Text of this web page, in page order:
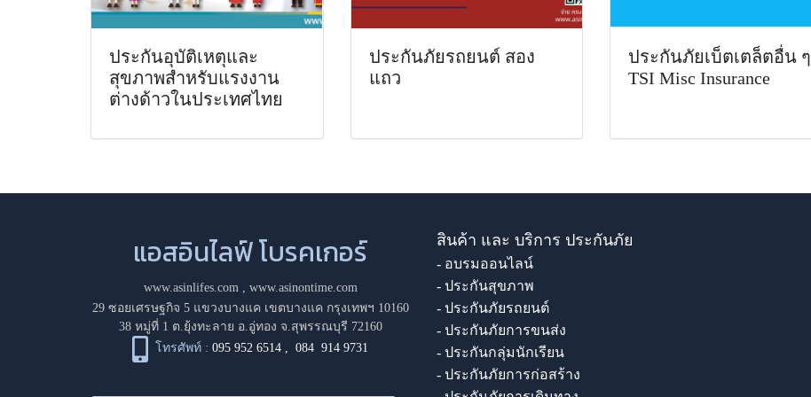
ประกันอุบัติเหตุและ
สุขภาพสำหรับแรงงาน
ต่างด้าวในประเทศไทย
ประกันภัยรถยนต์ สอง
แถว
ประกันภัยเบ็ตเตล็ตอื่น ๆ
TSI Misc Insurance
แอสอินไลฟ์ โบรคเกอร์
www.asinlifes.com
www.asinontime.com
29 ซอยเศรษฐกิจ 5 แขวงบางแค เขตบางแค กรุงเทพฯ 10160
38 หมู่ที่ 1 ต.ยุ้งทะลาย อ.อู่ทอง จ.สุพรรณบุรี 72160
โทรศัพท์ : 095 952 6514 ,084 914 9731
สินค้า และ บริการ ประกันภัย
- อบรมออนไลน์
- ประกันสุขภาพ
- ประกันภัยรถยนต์
- ประกันภัยการขนส่ง
- ประกันกลุ่มนักเรียน
- ประกันภัยการก่อสร้าง